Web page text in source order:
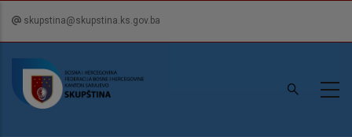
content
skupstina@skupstina.ks.gov.ba